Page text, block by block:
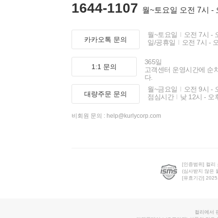
1644-1107 월~토요일 오전 7시 -
카카오톡 문의
월~토요일
오전 7시 -
일/공휴일
오전 7시 -
1:1 문의
365일
고객센터 운영시간에 순
다.
대량주문 문의
월~금요일
오전 9시 -
점심시간
낮 12시 - 오
비회원 문의 : help@kurlycorp.com
[인증범위] 컬리
(심사받지 않은
[유효기간]
컬리에서